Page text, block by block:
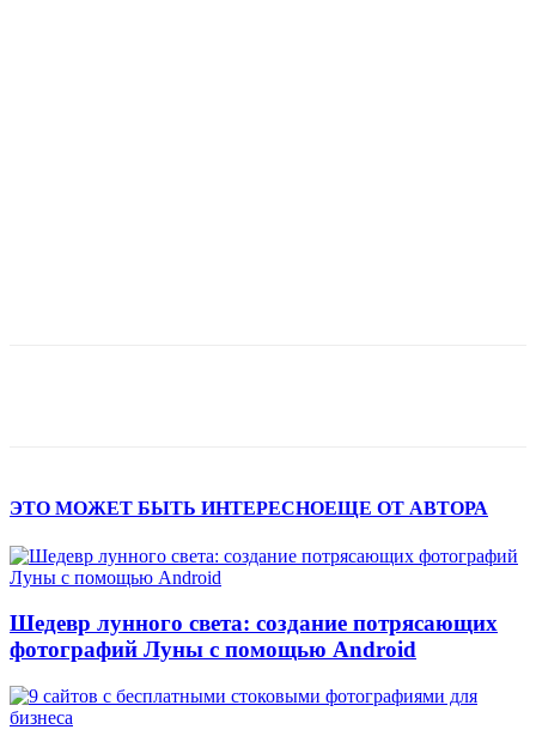
ЭТО МОЖЕТ БЫТЬ ИНТЕРЕСНОЕЩЕ ОТ АВТОРА
Шедевр лунного света: создание потрясающих
фотографий Луны с помощью Android